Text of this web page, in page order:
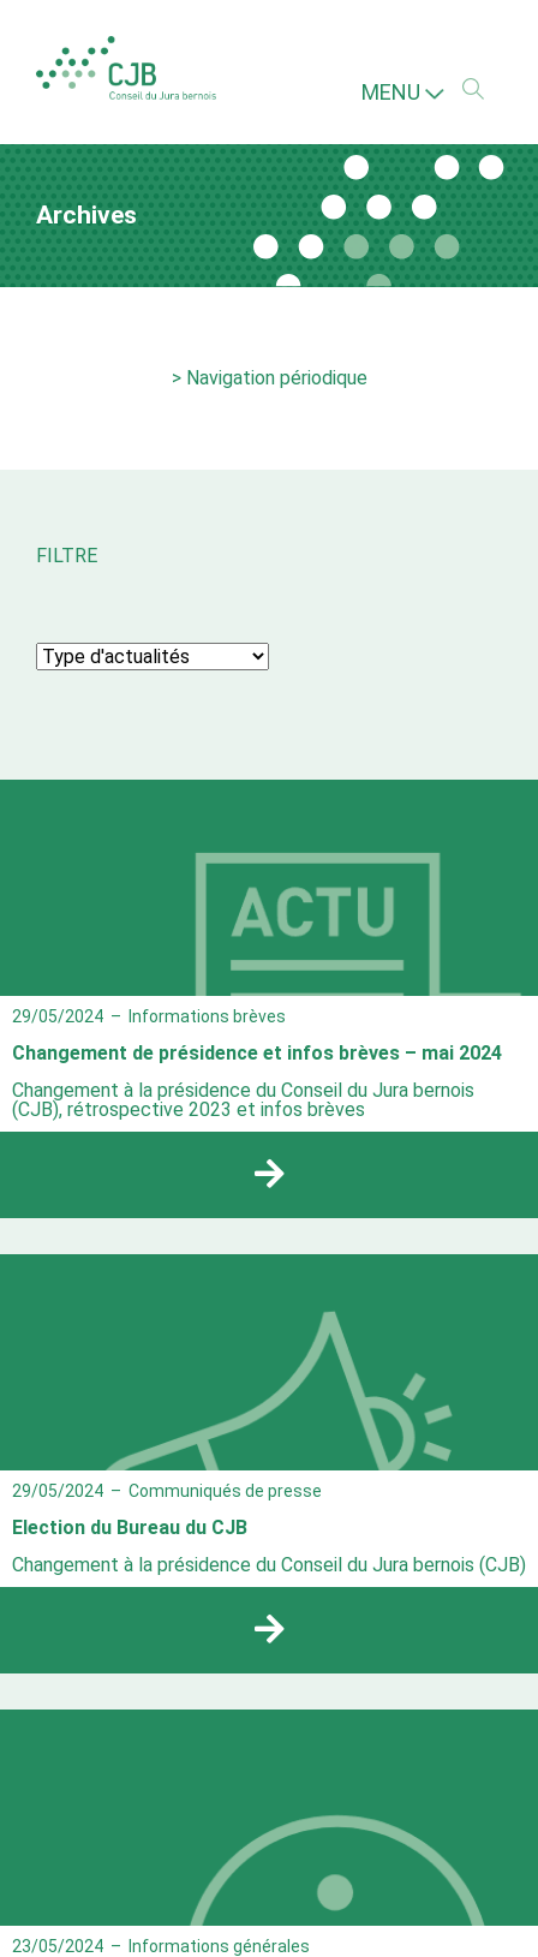
MENU
Archives
> Navigation périodique
FILTRE
29/05/2024 – Informations brèves
Changement de présidence et infos brèves – mai 2024
Changement à la présidence du Conseil du Jura bernois
(CJB), rétrospective 2023 et infos brèves
29/05/2024 – Communiqués de presse
Election du Bureau du CJB
Changement à la présidence du Conseil du Jura bernois (CJB)
23/05/2024 – Informations générales